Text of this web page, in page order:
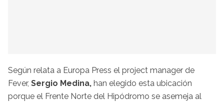
Según relata a Europa Press el project manager de
Fever, Sergio Medina, han elegido esta ubicación
porque el Frente Norte del Hipódromo se asemeja al